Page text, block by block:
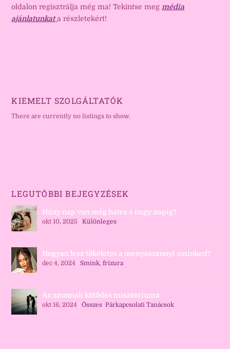
oldalon regisztrálja még ma! Tekintse megmédia
ajánlatunkat a részletekért!
KIEMELT SZOLGÁLTATÓK
There are currently no listings to show.
LEGUTÓBBI BEJEGYZÉSEK
Hány nap van még hátra a nagy napig?
okt 10, 2025 |Különleges
Hogyan lesz tökéletes a menyasszonyi sminked?
dec 4, 2024 |Smink, frizura
Az azonnali kötődés misztériuma
okt 16, 2024 |Összes,Párkapcsolati Tanácsok